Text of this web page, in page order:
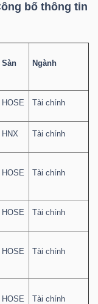
bố thông tin
Sàn Ngành
HOSE Tài chính
HNX Tài chính
HOSE Tài chính
HOSE Tài chính
HOSE Tài chính
HOSE Tài chính